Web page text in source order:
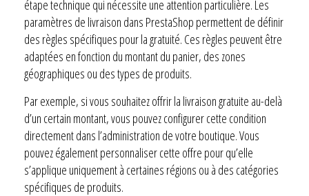
étape technique qui nécessite une attention particulière. Les
paramètres de livraison dans PrestaShop permettent de définir
des règles spécifiques pour la gratuité. Ces règles peuvent être
adaptées en fonction du montant du panier, des zones
géographiques ou des types de produits.
Par exemple, si vous souhaitez offrir la livraison gratuite au-delà
d’un certain montant, vous pouvez configurer cette condition
directement dans l’administration de votre boutique. Vous
pouvez également personnaliser cette offre pour qu’elle
s’applique uniquement à certaines régions ou à des catégories
spécifiques de produits.